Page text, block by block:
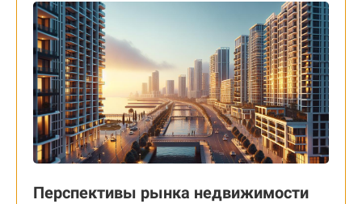
Перспективы рынка недвижимости